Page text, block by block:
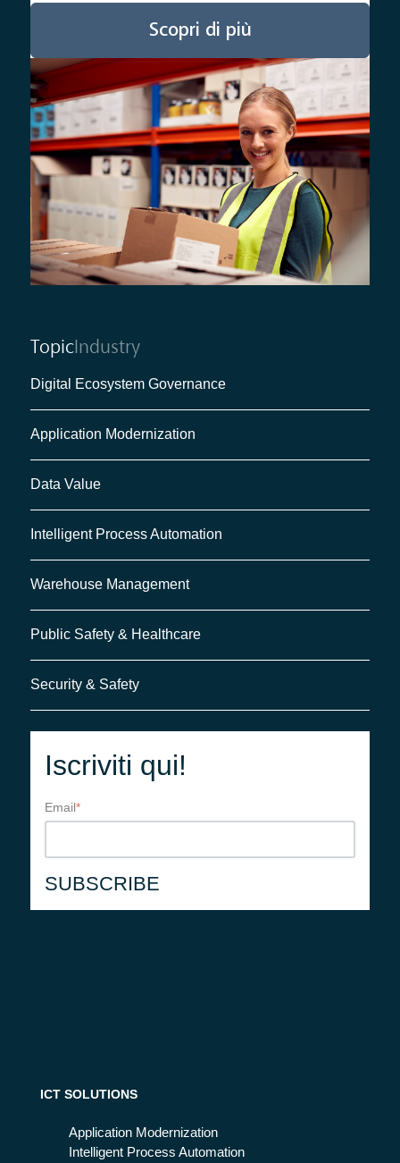
Scopri di più
TopicIndustry
Digital Ecosystem Governance
Application Modernization
Data Value
Intelligent Process Automation
Warehouse Management
Public Safety & Healthcare
Security & Safety
Iscriviti qui!
Email*
ICT SOLUTIONS
Application Modernization
Intelligent Process Automation